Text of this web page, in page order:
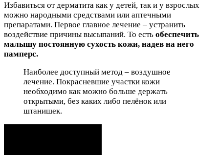
Избавиться от дерматита как у детей, так и у взрослых
можно народными средствами или аптечными
препаратами. Первое главное лечение – устранить
воздействие причины высыпаний. То есть обеспечить
малышу постоянную сухость кожи, надев на него
памперс.
Наиболее доступный метод – воздушное
лечение. Покрасневшие участки кожи
необходимо как можно больше держать
открытыми, без каких либо пелёнок или
штанишек.